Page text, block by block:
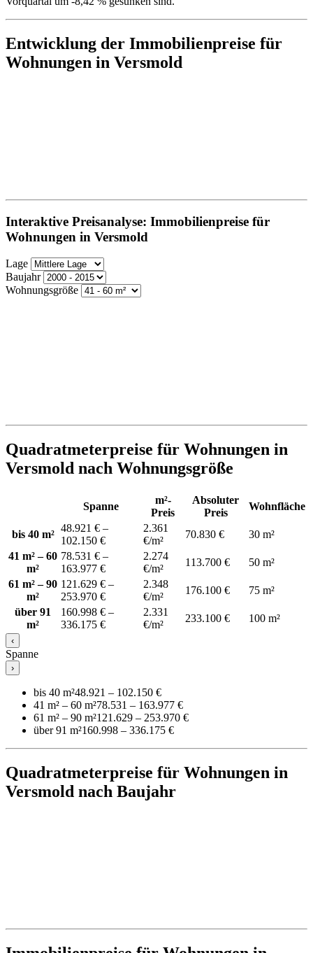
Entwicklung der Immobilienpreise für
Wohnungen in Versmold
Interaktive Preisanalyse: Immobilienpreise für
Wohnungen in Versmold
Lage
Baujahr
Wohnungsgröße
Quadratmeterpreise für Wohnungen in
Versmold nach Wohnungsgröße
Spanne
m²-
Preis
Absoluter
Preis
Wohnfläche
bis 40 m²
48.921 € –
102.150 €
2.361
€/m²
70.830 €
30 m²
41 m² – 60
m²
78.531 € –
163.977 €
2.274
€/m²
113.700 €
50 m²
61 m² – 90
m²
121.629 € –
253.970 €
2.348
€/m²
176.100 €
75 m²
über 91
m²
160.998 € –
336.175 €
2.331
€/m²
233.100 € 100 m²
‹
Spanne
›
bis 40 m²48.921 – 102.150 €
41 m² – 60 m²78.531 – 163.977 €
61 m² – 90 m²121.629 – 253.970 €
über 91 m²160.998 – 336.175 €
Quadratmeterpreise für Wohnungen in
Versmold nach Baujahr